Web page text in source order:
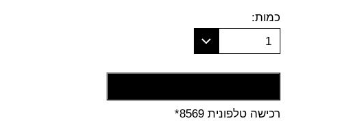
כמות:
1
רכישה טלפונית 8569*